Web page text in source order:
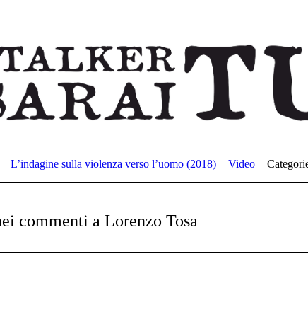
L’indagine sulla violenza verso l’uomo (2018) Video
commenti a Lorenzo Tosa